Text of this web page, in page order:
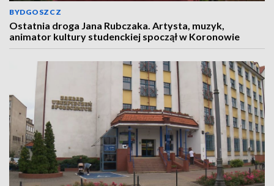
BYDGOSZCZ
Ostatnia droga Jana Rubczaka. Artysta, muzyk,
animator kultury studenckiej spoczął w Koronowie